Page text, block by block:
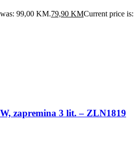
99,00 KM.79,90 KMCurrent price is:
zapremina 3 lit. – ZLN1819